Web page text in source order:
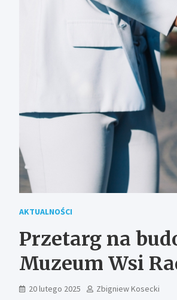
AKTUALNOŚCI
Przetarg na
Muzeum Wsi
20 lutego 2025 Zbigniew Kosecki